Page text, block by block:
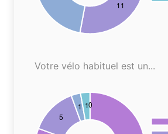
Votre vélo habituel est un...